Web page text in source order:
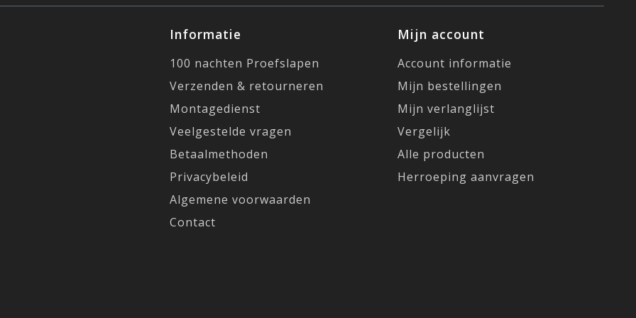
Informatie
100 nachten Proefslapen
Verzenden & retourneren
Montagedienst
Veelgestelde vragen
Betaalmethoden
Privacybeleid
Algemene voorwaarden
Contact
Mijn account
Account informatie
Mijn bestellingen
Mijn verlanglijst
Vergelijk
Alle producten
Herroeping aanvragen